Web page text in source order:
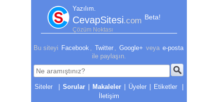
Yazılım.
CevapSitesi.com Beta!
Çözüm Noktası
Bu siteyi Facebook Twitter Google+ veya e-posta
ile paylaşın.
| Sorular | Makaleler | Üyeler | Etiketler
|
İletişim